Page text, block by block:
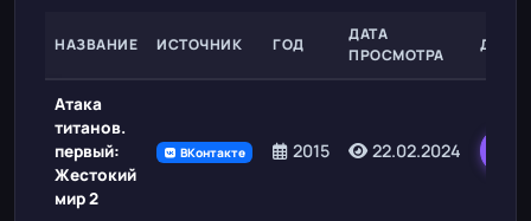
НАЗВАНИЕ ИСТОЧНИК ГОД
ДАТА
ПРОСМОТРА
Атака
титанов.
первый:
Жестокий
мир 2
ВКонтакте 2015 22.02.2024